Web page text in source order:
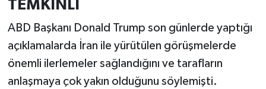
TEMKİNLİ
ABD Başkanı Donald Trump son günlerde yaptığı
açıklamalarda İran ile yürütülen görüşmelerde
önemli ilerlemeler sağlandığını ve tarafların
anlaşmaya çok yakın olduğunu söylemişti.